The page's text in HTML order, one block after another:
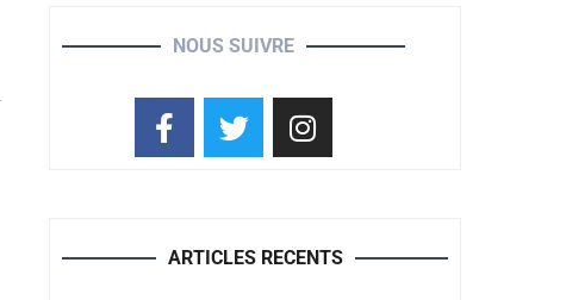
NOUS SUIVRE
ARTICLES RECENTS